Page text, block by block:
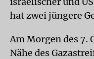
hat zwei jüngere
Am Morgen des 7.
Nähe des